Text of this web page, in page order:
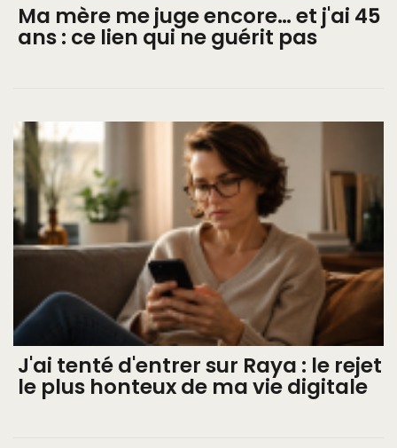
Ma mère me juge encore… et j'ai 45
ans : ce lien qui ne guérit pas
J'ai tenté d'entrer sur Raya : le rejet
le plus honteux de ma vie digitale